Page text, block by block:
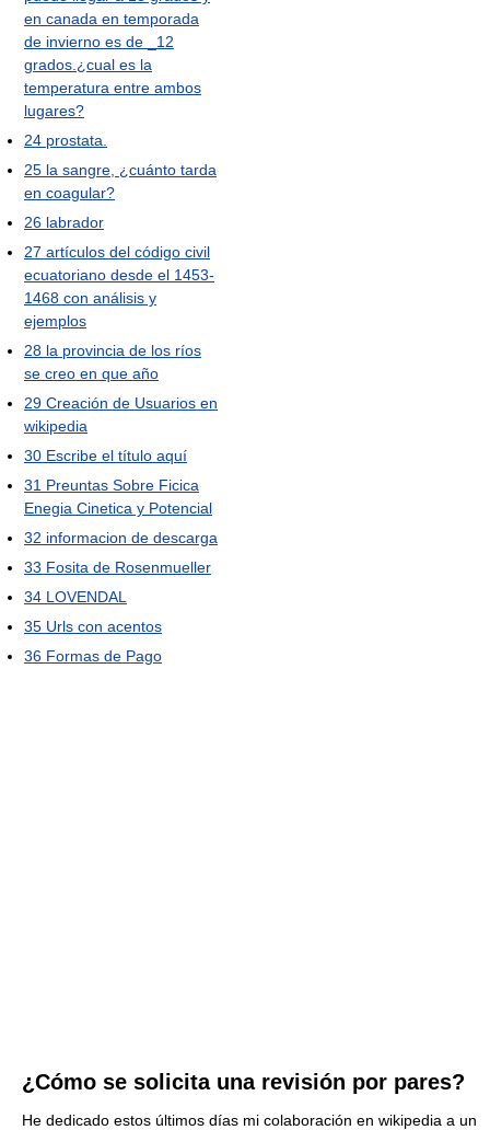
en canada en temporada
de invierno es de _12
grados.¿cual es la
temperatura entre ambos
lugares?
24 prostata.
25 la sangre, ¿cuánto tarda
en coagular?
26 labrador
27 artículos del código civil
ecuatoriano desde el 1453-
1468 con análisis y
ejemplos
28 la provincia de los ríos
se creo en que año
29 Creación de Usuarios en
wikipedia
30 Escribe el título aquí
31 Preuntas Sobre Ficica
Enegia Cinetica y Potencial
32 informacion de descarga
33 Fosita de Rosenmueller
34 LOVENDAL
35 Urls con acentos
36 Formas de Pago
¿Cómo se solicita una revisión por pares?
He dedicado estos últimos días mi colaboración en wikipedia a un